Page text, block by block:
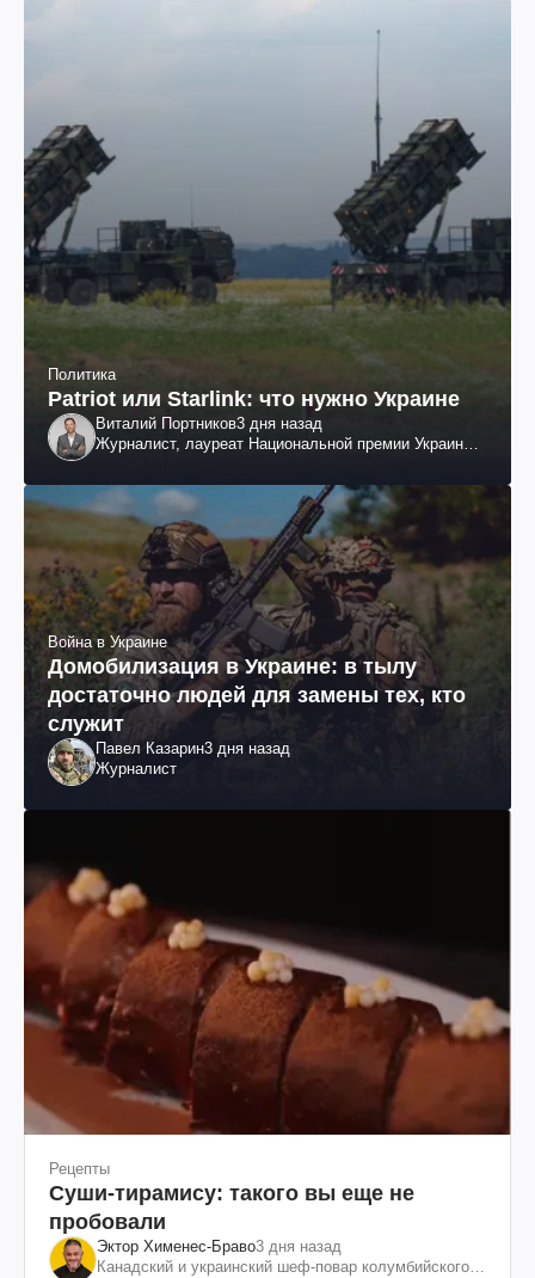
Политика
Patriot или Starlink: что нужно Украине
Виталий Портников3 дня назад
Журналист, лауреат Национальной премии Украины
Война в Украине
Домобилизация в Украине: в тылу
достаточно людей для замены тех, кто
служит
Павел Казарин3 дня назад
Журналист
Рецепты
Суши-тирамису: такого вы еще не
пробовали
Эктор Хименес-Браво3 дня назад
Канадский и украинский шеф-повар колумбийского